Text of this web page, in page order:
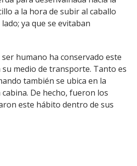
a la hora de subir al caballo
ya que se evitaban
ser humano ha conservado este
medio de transporte. Tanto es
también se ubica en la
De hecho, fueron los
este hábito dentro de sus